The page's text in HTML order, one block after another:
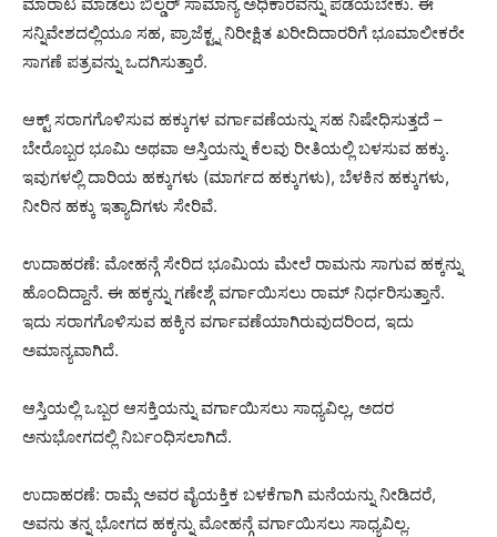
ಸನ್ನಿವೇಶದಲ್ಲಿಯೂ ಸಹ, ಪ್ರಾಜೆಕ್ಟ್ನ ನಿರೀಕ್ಷಿತ ಖರೀದಿದಾರರಿಗೆ ಭೂಮಾಲೀಕರೇ
ಸಾಗಣೆ ಪತ್ರವನ್ನು ಒದಗಿಸುತ್ತಾರೆ.
ಆಕ್ಟ್ ಸರಾಗಗೊಳಿಸುವ ಹಕ್ಕುಗಳ ವರ್ಗಾವಣೆಯನ್ನು ಸಹ ನಿಷೇಧಿಸುತ್ತದೆ –
ಬೇರೊಬ್ಬರ ಭೂಮಿ ಅಥವಾ ಆಸ್ತಿಯನ್ನು ಕೆಲವು ರೀತಿಯಲ್ಲಿ ಬಳಸುವ ಹಕ್ಕು.
ಇವುಗಳಲ್ಲಿ ದಾರಿಯ ಹಕ್ಕುಗಳು (ಮಾರ್ಗದ ಹಕ್ಕುಗಳು), ಬೆಳಕಿನ ಹಕ್ಕುಗಳು,
ನೀರಿನ ಹಕ್ಕು ಇತ್ಯಾದಿಗಳು ಸೇರಿವೆ.
ಉದಾಹರಣೆ: ಮೋಹನ್ಗೆ ಸೇರಿದ ಭೂಮಿಯ ಮೇಲೆ ರಾಮನು ಸಾಗುವ ಹಕ್ಕನ್ನು
ಹೊಂದಿದ್ದಾನೆ. ಈ ಹಕ್ಕನ್ನು ಗಣೇಶ್ಗೆ ವರ್ಗಾಯಿಸಲು ರಾಮ್ ನಿರ್ಧರಿಸುತ್ತಾನೆ.
ಇದು ಸರಾಗಗೊಳಿಸುವ ಹಕ್ಕಿನ ವರ್ಗಾವಣೆಯಾಗಿರುವುದರಿಂದ, ಇದು
ಅಮಾನ್ಯವಾಗಿದೆ.
ಆಸ್ತಿಯಲ್ಲಿ ಒಬ್ಬರ ಆಸಕ್ತಿಯನ್ನು ವರ್ಗಾಯಿಸಲು ಸಾಧ್ಯವಿಲ್ಲ, ಅದರ
ಅನುಭೋಗದಲ್ಲಿ ನಿರ್ಬಂಧಿಸಲಾಗಿದೆ.
ಉದಾಹರಣೆ: ರಾಮ್ಗೆ ಅವರ ವೈಯಕ್ತಿಕ ಬಳಕೆಗಾಗಿ ಮನೆಯನ್ನು ನೀಡಿದರೆ,
ಅವನು ತನ್ನ ಭೋಗದ ಹಕ್ಕನ್ನು ಮೋಹನ್ಗೆ ವರ್ಗಾಯಿಸಲು ಸಾಧ್ಯವಿಲ್ಲ.